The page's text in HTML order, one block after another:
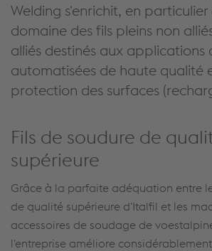
Welding s'enrichit, en particulier
domaine des fils pleins non
alliés destinés aux applications
automatisées de haute qualité
protection des surfaces
Fils de soudure de
supérieure
Grâce à la parfaite adéquation entre
de qualité supérieure d'Italfil et les
accessoires de soudage de
l'entreprise améliore